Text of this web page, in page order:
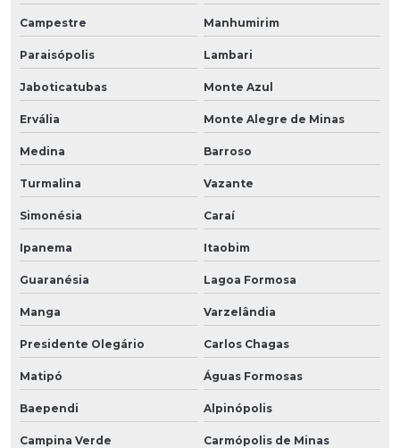
Campestre Manhumirim
Paraisópolis Lambari
Jaboticatubas Monte Azul
Ervália Monte Alegre de Minas
Medina Barroso
Turmalina Vazante
Simonésia Caraí
Ipanema Itaobim
Guaranésia Lagoa Formosa
Manga Varzelândia
Presidente Olegário Carlos Chagas
Matipó Águas Formosas
Baependi Alpinópolis
Campina Verde Carmópolis de Minas